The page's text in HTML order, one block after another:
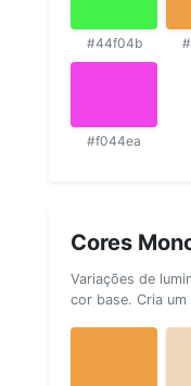
#44f04b
#f044ea
Cores
Variações de
cor base. Cria um